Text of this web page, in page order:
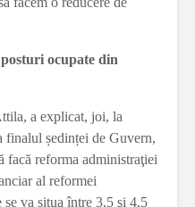
ocupate din
a explicat, joi, la
finalul ședinței de Guvern,
facă reforma administraţiei
al reformei
va situa între 3,5 şi 4,5